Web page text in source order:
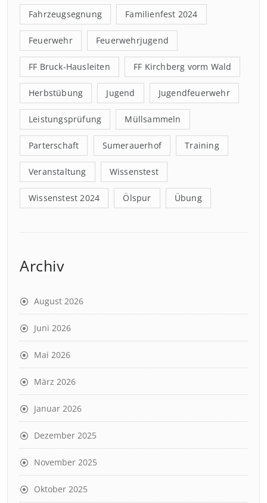
Fahrzeugsegnung Familienfest 2024
Feuerwehr Feuerwehrjugend
FF Bruck-Hausleiten FF Kirchberg vorm Wald
Herbstübung Jugend Jugendfeuerwehr
Leistungsprüfung Müllsammeln
Parterschaft Sumerauerhof Training
Veranstaltung Wissenstest
Wissenstest 2024 Ölspur Übung
Archiv
August 2026
Juni 2026
Mai 2026
März 2026
Januar 2026
Dezember 2025
November 2025
Oktober 2025